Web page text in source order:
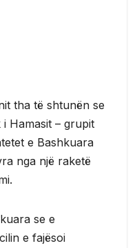
tha të shtunën se
Hamasit – grupit
e Bashkuara
nga një raketë
se e
e fajësoi